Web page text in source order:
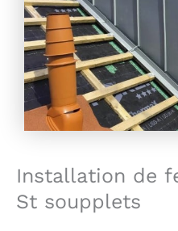
Installation de
St soupplets